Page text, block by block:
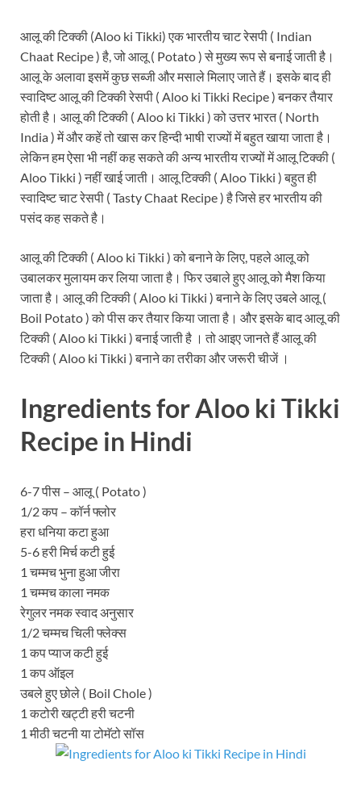
आलू की टिक्की (Aloo ki Tikki) एक भारतीय चाट रेसपी ( Indian
Chaat Recipe ) है, जो आलू ( Potato ) से मुख्य रूप से बनाई जाती है।
आलू के अलावा इसमें कुछ सब्जी और मसाले मिलाए जाते हैं। इसके बाद ही
स्वादिष्ट आलू की टिक्की रेसपी ( Aloo ki Tikki Recipe ) बनकर तैयार
होती है। आलू की टिक्की ( Aloo ki Tikki ) को उत्तर भारत ( North
India ) में और कहें तो खास कर हिन्दी भाषी राज्यों में बहुत खाया जाता है।
लेकिन हम ऐसा भी नहीं कह सकते की अन्य भारतीय राज्यों में आलू टिक्की (
Aloo Tikki ) नहीं खाई जाती। आलू टिक्की ( Aloo Tikki ) बहुत ही
स्वादिष्ट चाट रेसपी ( Tasty Chaat Recipe ) है जिसे हर भारतीय की
पसंद कह सकते है।
आलू की टिक्की ( Aloo ki Tikki ) को बनाने के लिए, पहले आलू को
उबालकर मुलायम कर लिया जाता है। फिर उबाले हुए आलू को मैश किया
जाता है। आलू की टिक्की ( Aloo ki Tikki ) बनाने के लिए उबले आलू (
Boil Potato ) को पीस कर तैयार किया जाता है। और इसके बाद आलू की
टिक्की ( Aloo ki Tikki ) बनाई जाती है । तो आइए जानते हैं आलू की
टिक्की ( Aloo ki Tikki ) बनाने का तरीका और जरूरी चीजें ।
Ingredients for Aloo ki Tikki
Recipe in Hindi
6-7 पीस – आलू ( Potato )
1/2 कप – कॉर्न फ्लोर
हरा धनिया कटा हुआ
5-6 हरी मिर्च कटी हुई
1 चम्मच भुना हुआ जीरा
1 चम्मच काला नमक
रेगुलर नमक स्वाद अनुसार
1/2 चम्मच चिली फ्लेक्स
1 कप प्याज कटी हुई
1 कप ऑइल
उबले हुए छोले ( Boil Chole )
1 कटोरी खट्टी हरी चटनी
1 मीठी चटनी या टोमॅटो सॉस